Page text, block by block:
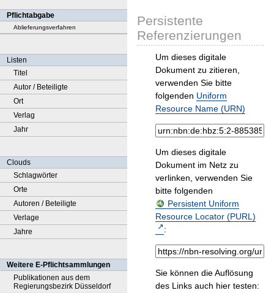
Pflichtabgabe
Ablieferungsverfahren
Listen
Titel
Autor / Beteiligte
Ort
Verlag
Jahr
Clouds
Schlagwörter
Orte
Autoren / Beteiligte
Verlage
Jahre
Weitere E-Pflichtsammlungen
Publikationen aus dem
Regierungsbezirk Düsseldorf
Persistente
Referenzierungen
Um dieses digitale
Dokument zu zitieren,
verwenden Sie bitte
folgenden Uniform
Resource Name (URN)
Um dieses digitale
Dokument im Netz zu
verlinken, verwenden Sie
bitte folgenden
Persistent Uniform
Resource Locator (PURL)
:
Sie können die Auflösung
des Links auch hier testen: